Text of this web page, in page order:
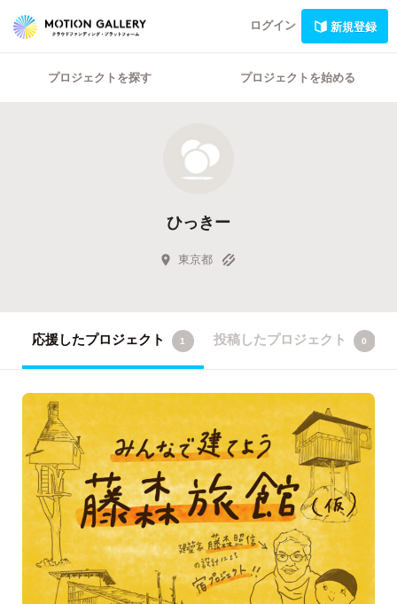
ログイン 新規登録
プロジェクトを探す プロジェクトを始める
ひっきー
東京都
応援したプロジェクト 1 投稿したプロジェクト 0